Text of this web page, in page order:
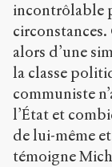
incontrôlable
alors d’une
la classe
communiste
l’État et
de lui-même
témoigne